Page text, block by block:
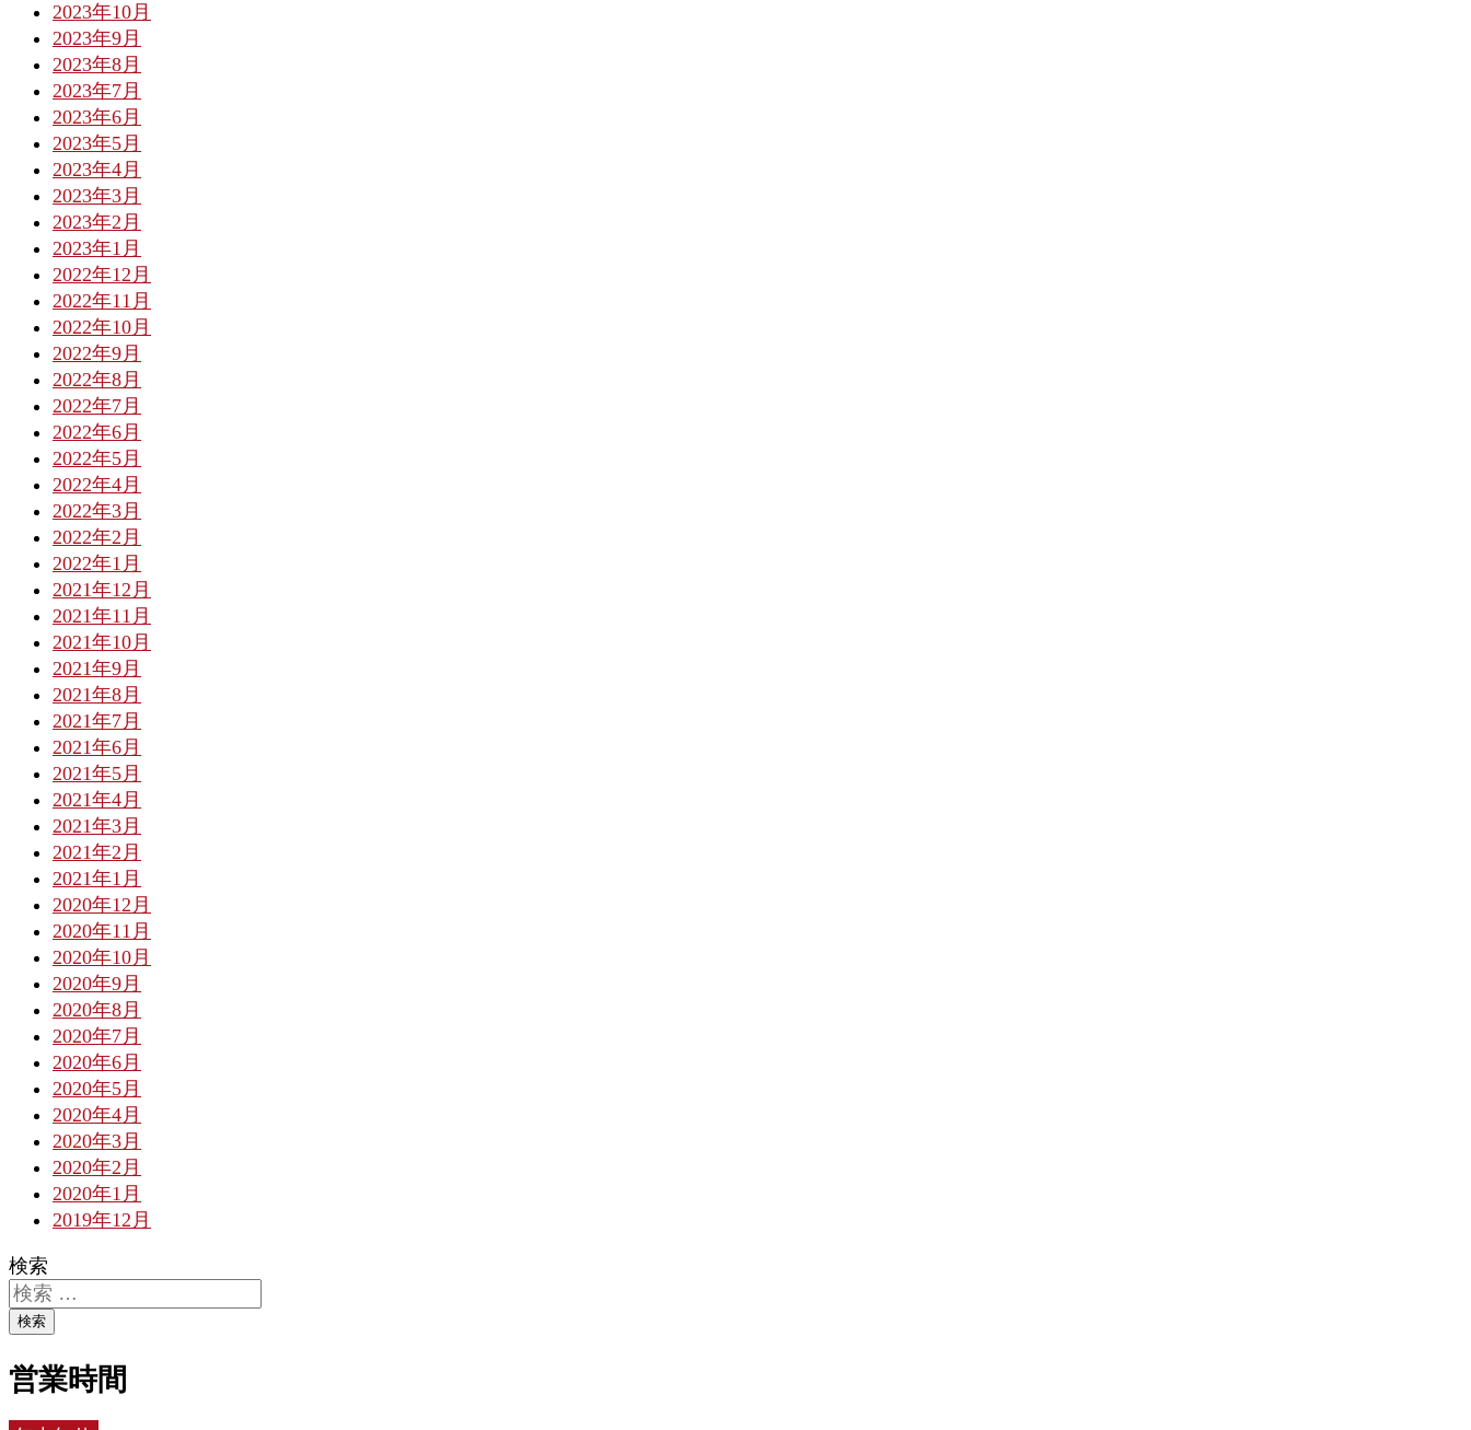
2023年10月
2023年9月
2023年8月
2023年7月
2023年6月
2023年5月
2023年4月
2023年3月
2023年2月
2023年1月
2022年12月
2022年11月
2022年10月
2022年9月
2022年8月
2022年7月
2022年6月
2022年5月
2022年4月
2022年3月
2022年2月
2022年1月
2021年12月
2021年11月
2021年10月
2021年9月
2021年8月
2021年7月
2021年6月
2021年5月
2021年4月
2021年3月
2021年2月
2021年1月
2020年12月
2020年11月
2020年10月
2020年9月
2020年8月
2020年7月
2020年6月
2020年5月
2020年4月
2020年3月
2020年2月
2020年1月
2019年12月
検索
検索
営業時間